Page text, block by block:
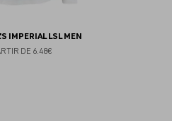
IMPERIAL LSL MEN
DE 6.48€